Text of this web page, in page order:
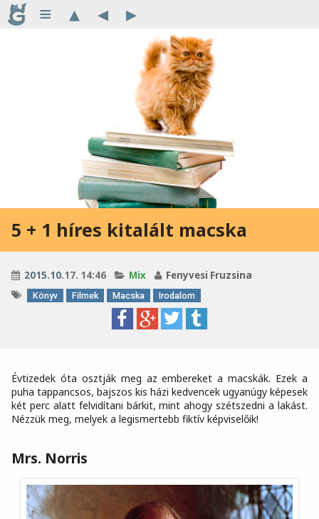
≡ ▴ ◂ ▸
5 + 1 híres kitalált macska
2015.10.17. 14:46 Mix Fenyvesi Fruzsina
Könyv Filmek Macska Irodalom
Évtizedek óta osztják meg az embereket a macskák. Ezek a
puha tappancsos, bajszos kis házi kedvencek ugyanúgy képesek
két perc alatt felvidítani bárkit, mint ahogy szétszedni a lakást.
Nézzük meg, melyek a legismertebb fiktív képviselőik!
Mrs. Norris